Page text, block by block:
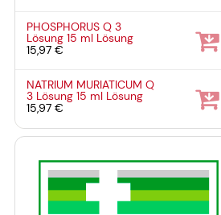
PHOSPHORUS Q 3
Lösung15 ml Lösung
15,97 €
NATRIUM MURIATICUM Q
3 Lösung15 ml Lösung
15,97 €